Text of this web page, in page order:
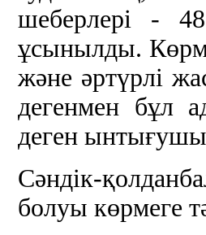
шеберлері - 48
ұсынылды.
және әртүрлі
дегенмен бұл
деген
Сәндік-
болуы көрмеге